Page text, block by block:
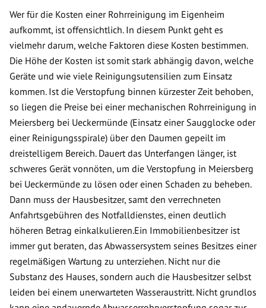
Wer für die Kosten einer Rohrreinigung im Eigenheim
aufkommt, ist offensichtlich. In diesem Punkt geht es
vielmehr darum, welche Faktoren diese Kosten bestimmen.
Die Höhe der Kosten ist somit stark abhängig davon, welche
Geräte und wie viele Reinigungsutensilien zum Einsatz
kommen. Ist die Verstopfung binnen kürzester Zeit behoben,
so liegen die Preise bei einer mechanischen Rohrreinigung in
Meiersberg bei Ueckermünde (Einsatz einer Saugglocke oder
einer Reinigungsspirale) über den Daumen gepeilt im
dreistelligem Bereich. Dauert das Unterfangen länger, ist
schweres Gerät vonnöten, um die Verstopfung in Meiersberg
bei Ueckermünde zu lösen oder einen Schaden zu beheben.
Dann muss der Hausbesitzer, samt den verrechneten
Anfahrtsgebühren des Notfalldienstes, einen deutlich
höheren Betrag einkalkulieren.Ein Immobilienbesitzer ist
immer gut beraten, das Abwassersystem seines Besitzes einer
regelmäßigen Wartung zu unterziehen. Nicht nur die
Substanz des Hauses, sondern auch die Hausbesitzer selbst
leiden bei einem unerwarteten Wasseraustritt. Nicht grundlos